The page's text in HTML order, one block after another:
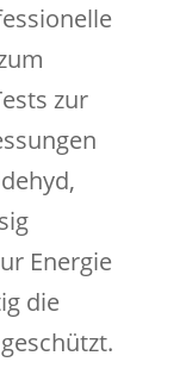
zur
Energie
die